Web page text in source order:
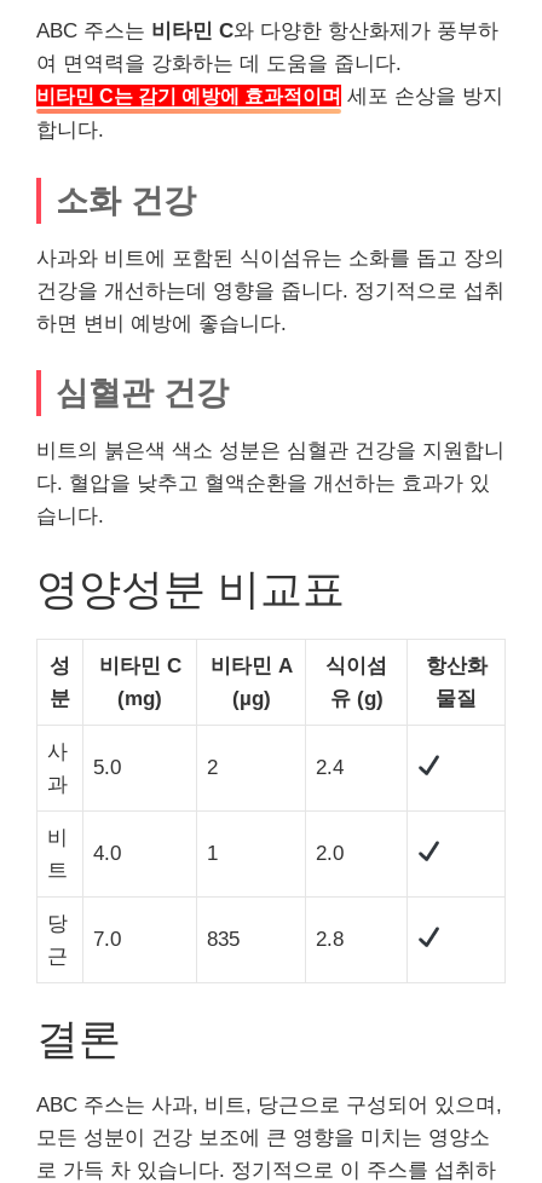
ABC 주스는 비타민 C와 다양한 항산화제가 풍부하
여 면역력을 강화하는 데 도움을 줍니다.
비타민 C는 감기 예방에 효과적이며 세포 손상을 방지
합니다.
소화 건강
사과와 비트에 포함된 식이섬유는 소화를 돕고 장의
건강을 개선하는데 영향을 줍니다. 정기적으로 섭취
하면 변비 예방에 좋습니다.
심혈관 건강
비트의 붉은색 색소 성분은 심혈관 건강을 지원합니
다. 혈압을 낮추고 혈액순환을 개선하는 효과가 있
습니다.
영양성분 비교표
성
분
비타민 C
(mg)
비타민 A
(µg)
식이섬
유 (g)
항산화
물질
사
과
5.0 2 2.4
비
트
4.0 1 2.0
당
근
7.0 835 2.8
결론
ABC 주스는 사과, 비트, 당근으로 구성되어 있으며,
모든 성분이 건강 보조에 큰 영향을 미치는 영양소
로 가득 차 있습니다. 정기적으로 이 주스를 섭취하